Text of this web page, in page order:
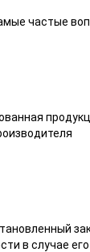
частые
в случае